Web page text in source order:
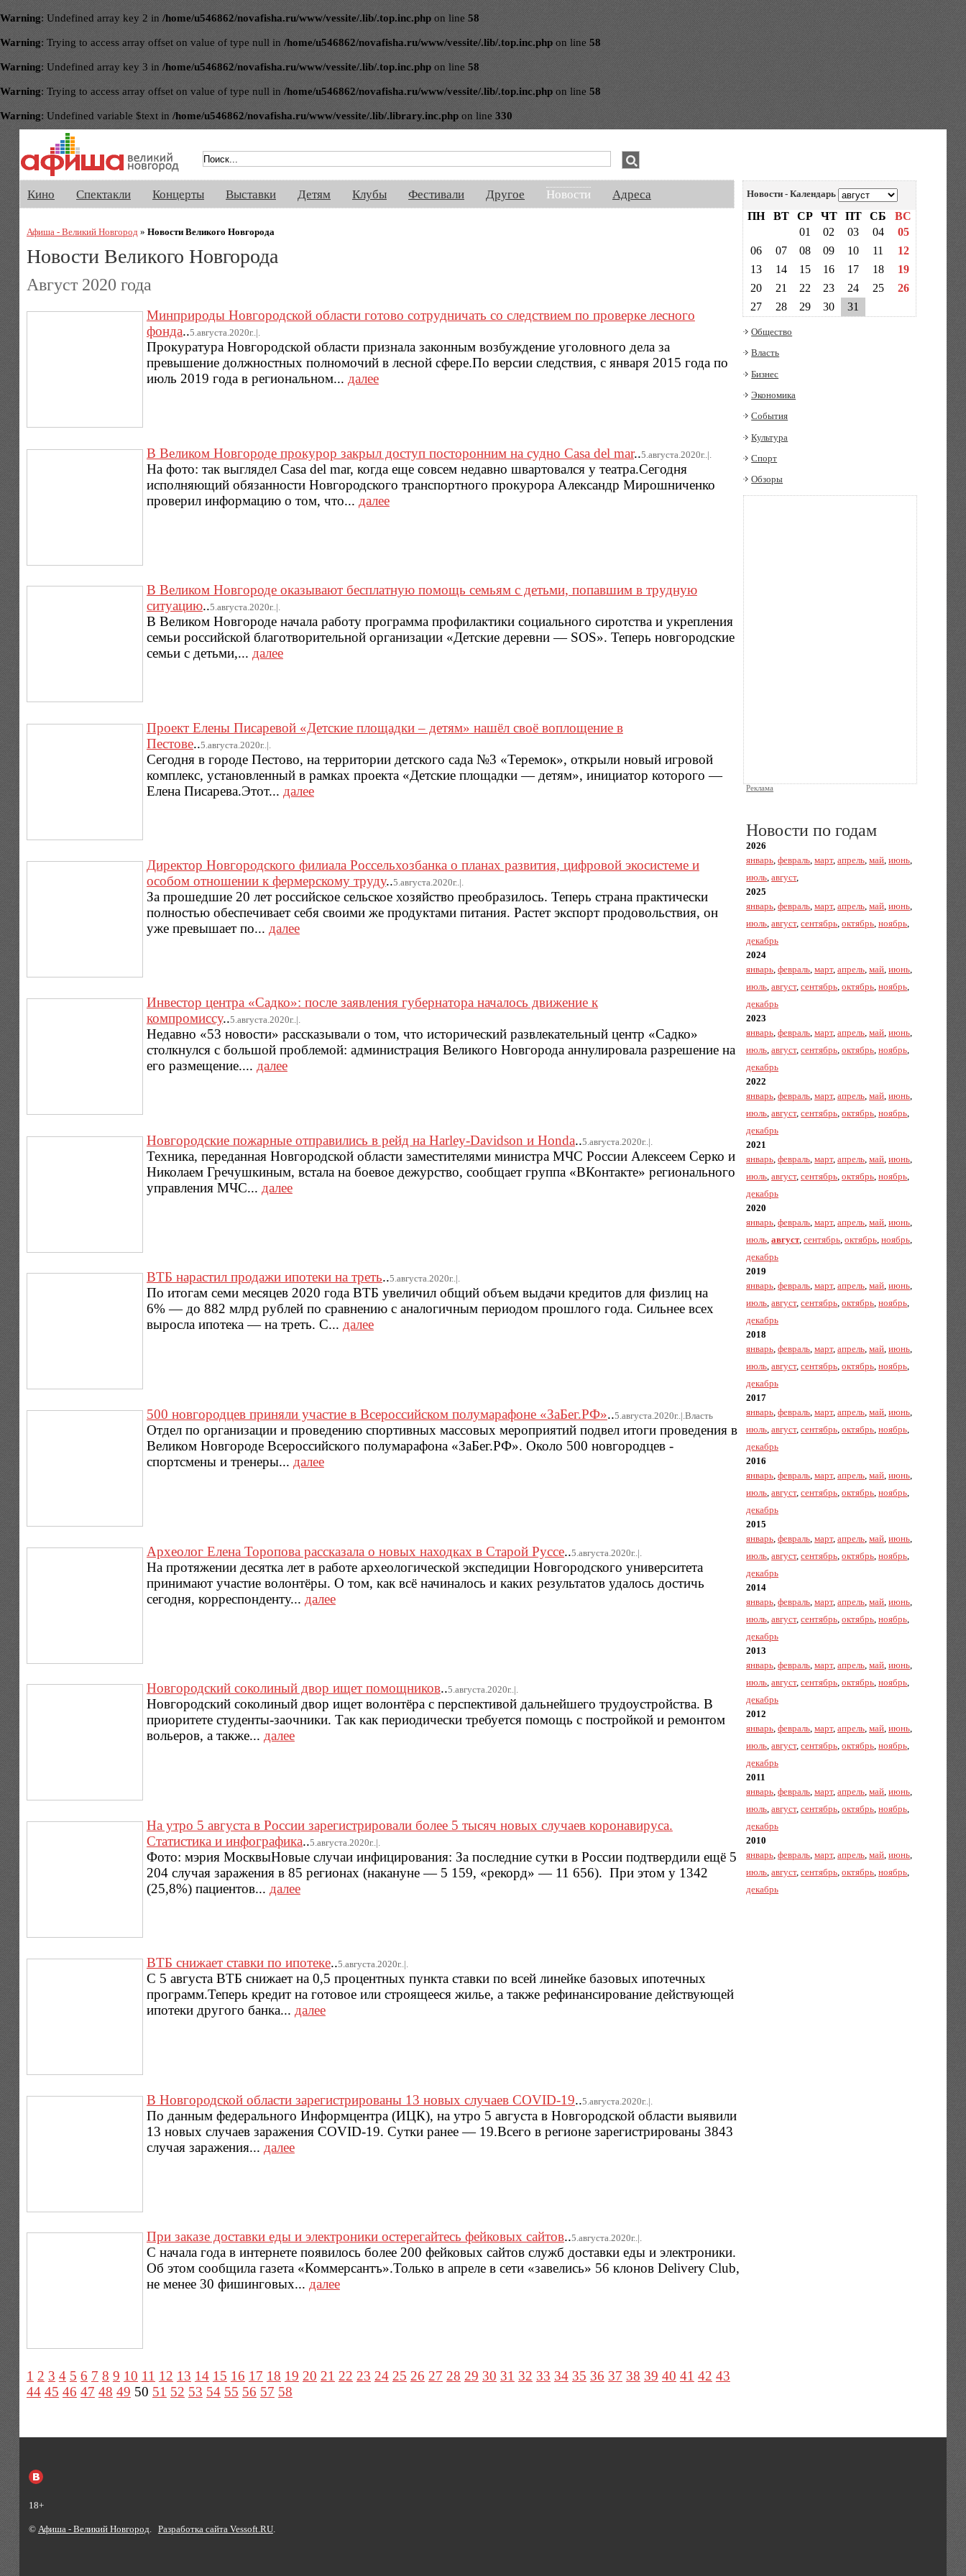
Warning: Undefined array key 2 in /home/u546862/novafisha.ru/www/vessite/.lib/.top.inc.php on line 58
Warning: Trying to access array offset on value of type null in /home/u546862/novafisha.ru/www/vessite/.lib/.top.inc.php on line 58
Warning: Undefined array key 3 in /home/u546862/novafisha.ru/www/vessite/.lib/.top.inc.php on line 58
Warning: Trying to access array offset on value of type null in /home/u546862/novafisha.ru/www/vessite/.lib/.top.inc.php on line 58
Warning: Undefined variable $text in /home/u546862/novafisha.ru/www/vessite/.lib/.library.inc.php on line 330
Кино Спектакли Концерты Выставки Детям Клубы Фестивали Другое Новости Адреса
Афиша - Великий Новгород » Новости Великого Новгорода
Новости Великого Новгорода
Август 2020 года
Минприроды Новгородской области готово сотрудничать со следствием по проверке лесного
фонда..5.августа.2020г..|.
Прокуратура Новгородской области признала законным возбуждение уголовного дела за
превышение должностных полномочий в лесной сфере.По версии следствия, с января 2015 года по
июль 2019 года в региональном... далее
В Великом Новгороде прокурор закрыл доступ посторонним на судно Casa del mar..5.августа.2020г..|.
На фото: так выглядел Casa del mar, когда еще совсем недавно швартовался у театра.Сегодня
исполняющий обязанности Новгородского транспортного прокурора Александр Мирошниченко
проверил информацию о том, что... далее
В Великом Новгороде оказывают бесплатную помощь семьям с детьми, попавшим в трудную
ситуацию..5.августа.2020г..|.
В Великом Новгороде начала работу программа профилактики социального сиротства и укрепления
семьи российской благотворительной организации «Детские деревни — SOS». Теперь новгородские
семьи с детьми,... далее
Проект Елены Писаревой «Детские площадки – детям» нашёл своё воплощение в
Пестове..5.августа.2020г..|.
Сегодня в городе Пестово, на территории детского сада №3 «Теремок», открыли новый игровой
комплекс, установленный в рамках проекта «Детские площадки — детям», инициатор которого —
Елена Писарева.Этот... далее
Директор Новгородского филиала Россельхозбанка о планах развития, цифровой экосистеме и
особом отношении к фермерскому труду..5.августа.2020г..|.
За прошедшие 20 лет российское сельское хозяйство преобразилось. Теперь страна практически
полностью обеспечивает себя своими же продуктами питания. Растет экспорт продовольствия, он
уже превышает по... далее
Инвестор центра «Садко»: после заявления губернатора началось движение к
компромиссу..5.августа.2020г..|.
Недавно «53 новости» рассказывали о том, что исторический развлекательный центр «Садко»
столкнулся с большой проблемой: администрация Великого Новгорода аннулировала разрешение на
его размещение.... далее
Новгородские пожарные отправились в рейд на Harley-Davidson и Honda..5.августа.2020г..|.
Техника, переданная Новгородской области заместителями министра МЧС России Алексеем Серко и
Николаем Гречушкиным, встала на боевое дежурство, сообщает группа «ВКонтакте» регионального
управления МЧС... далее
ВТБ нарастил продажи ипотеки на треть..5.августа.2020г..|.
По итогам семи месяцев 2020 года ВТБ увеличил общий объем выдачи кредитов для физлиц на
6% — до 882 млрд рублей по сравнению с аналогичным периодом прошлого года. Сильнее всех
выросла ипотека — на треть. С... далее
500 новгородцев приняли участие в Всероссийском полумарафоне «ЗаБег.РФ»..5.августа.2020г..|.Власть
Отдел по организации и проведению спортивных массовых мероприятий подвел итоги проведения в
Великом Новгороде Всероссийского полумарафона «ЗаБег.РФ». Около 500 новгородцев -
спортсмены и тренеры... далее
Археолог Елена Торопова рассказала о новых находках в Старой Руссе..5.августа.2020г..|.
На протяжении десятка лет в работе археологической экспедиции Новгородского университета
принимают участие волонтёры. О том, как всё начиналось и каких результатов удалось достичь
сегодня, корреспонденту... далее
Новгородский соколиный двор ищет помощников..5.августа.2020г..|.
Новгородский соколиный двор ищет волонтёра с перспективой дальнейшего трудоустройства. В
приоритете студенты-заочники. Так как периодически требуется помощь с постройкой и ремонтом
вольеров, а также... далее
На утро 5 августа в России зарегистрировали более 5 тысяч новых случаев коронавируса.
Статистика и инфографика..5.августа.2020г..|.
Фото: мэрия МосквыНовые случаи инфицирования: За последние сутки в России подтвердили ещё 5
204 случая заражения в 85 регионах (накануне — 5 159, «рекорд» — 11 656). При этом у 1342
(25,8%) пациентов... далее
ВТБ снижает ставки по ипотеке..5.августа.2020г..|.
С 5 августа ВТБ снижает на 0,5 процентных пункта ставки по всей линейке базовых ипотечных
программ.Теперь кредит на готовое или строящееся жилье, а также рефинансирование действующей
ипотеки другого банка... далее
В Новгородской области зарегистрированы 13 новых случаев COVID-19..5.августа.2020г..|.
По данным федерального Информцентра (ИЦК), на утро 5 августа в Новгородской области выявили
13 новых случаев заражения COVID-19. Сутки ранее — 19.Всего в регионе зарегистрированы 3843
случая заражения... далее
При заказе доставки еды и электроники остерегайтесь фейковых сайтов..5.августа.2020г..|.
С начала года в интернете появилось более 200 фейковых сайтов служб доставки еды и электроники.
Об этом сообщила газета «Коммерсантъ».Только в апреле в сети «завелись» 56 клонов Delivery Club,
не менее 30 фишинговых... далее
1 2 3 4 5 6 7 8 9 10 11 12 13 14 15 16 17 18 19 20 21 22 23 24 25 26 27 28 29 30 31 32 33 34 35 36 37 38 39 40 41 42 43
44 45 46 47 48 49 50 51 52 53 54 55 56 57 58
Новости - Календарь
ПН ВТ СР ЧТ ПТ СБ
ВС
01
02 03 04
05
06
07 08 09 10 11
12
13
14 15 16 17 18
19
20
21 22 23 24 25
26
27
28 29 30 31
Общество
Власть
Бизнес
Экономика
События
Культура
Спорт
Обзоры
Реклама
Новости по годам
2026
январь,февраль,март,апрель,май,июнь,
июль,август,
2025
январь,февраль,март,апрель,май,июнь,
июль,август,сентябрь,октябрь,ноябрь,
декабрь
2024
январь,февраль,март,апрель,май,июнь,
июль,август,сентябрь,октябрь,ноябрь,
декабрь
2023
январь,февраль,март,апрель,май,июнь,
июль,август,сентябрь,октябрь,ноябрь,
декабрь
2022
январь,февраль,март,апрель,май,июнь,
июль,август,сентябрь,октябрь,ноябрь,
декабрь
2021
январь,февраль,март,апрель,май,июнь,
июль,август,сентябрь,октябрь,ноябрь,
декабрь
2020
январь,февраль,март,апрель,май,июнь,
июль,август,сентябрь,октябрь,ноябрь,
декабрь
2019
январь,февраль,март,апрель,май,июнь,
июль,август,сентябрь,октябрь,ноябрь,
декабрь
2018
январь,февраль,март,апрель,май,июнь,
июль,август,сентябрь,октябрь,ноябрь,
декабрь
2017
январь,февраль,март,апрель,май,июнь,
июль,август,сентябрь,октябрь,ноябрь,
декабрь
2016
январь,февраль,март,апрель,май,июнь,
июль,август,сентябрь,октябрь,ноябрь,
декабрь
2015
январь,февраль,март,апрель,май,июнь,
июль,август,сентябрь,октябрь,ноябрь,
декабрь
2014
январь,февраль,март,апрель,май,июнь,
июль,август,сентябрь,октябрь,ноябрь,
декабрь
2013
январь,февраль,март,апрель,май,июнь,
июль,август,сентябрь,октябрь,ноябрь,
декабрь
2012
январь,февраль,март,апрель,май,июнь,
июль,август,сентябрь,октябрь,ноябрь,
декабрь
2011
январь,февраль,март,апрель,май,июнь,
июль,август,сентябрь,октябрь,ноябрь,
декабрь
2010
январь,февраль,март,апрель,май,июнь,
июль,август,сентябрь,октябрь,ноябрь,
декабрь
18+
© Афиша - Великий Новгород. Разработка сайта Vessoft.RU.